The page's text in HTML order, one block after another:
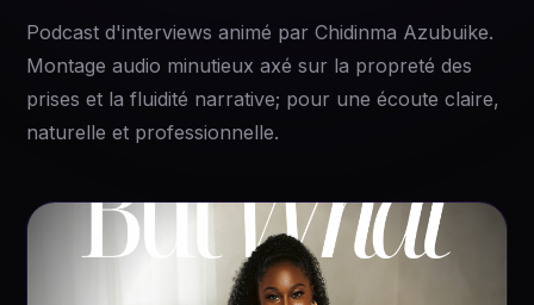
Podcast d'interviews animé par Chidinma Azubuike.
Montage audio minutieux axé sur la propreté des
prises et la fluidité narrative; pour une écoute claire,
naturelle et professionnelle.